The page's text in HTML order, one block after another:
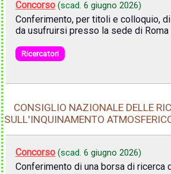
Concorso (scad. 6 giugno 2026)
Conferimento, per titoli e colloquio,
da usufruirsi presso la sede di Roma
Ricercatori
CONSIGLIO NAZIONALE DELLE
SULL'INQUINAMENTO
Concorso (scad. 6 giugno 2026)
Conferimento di una borsa di ricerca